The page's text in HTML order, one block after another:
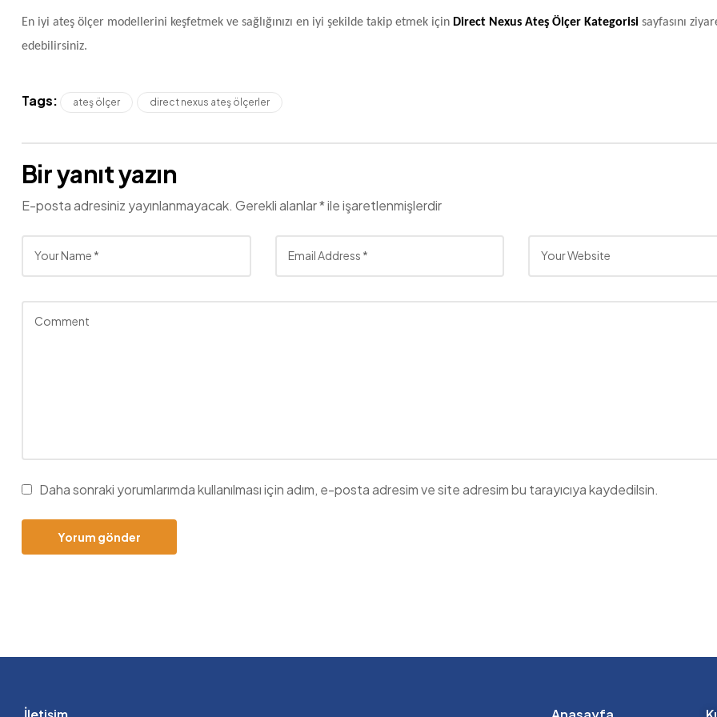
En iyi ateş ölçer modellerini keşfetmek ve sağlığınızı en iyi şekilde takip etmek için Direct Nexus Ateş Ölçer Kategorisi sayfasını
edebilirsiniz.
Tags: ateş ölçer direct nexus ateş ölçerler
Bir yanıt yazın
E-posta adresiniz yayınlanmayacak. Gerekli alanlar*ile işaretlenmişlerdir
Daha sonraki yorumlarımda kullanılması için adım, e-posta adresim ve site adresim bu tarayıcıya kaydedilsin.